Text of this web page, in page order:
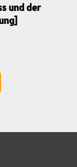
und der